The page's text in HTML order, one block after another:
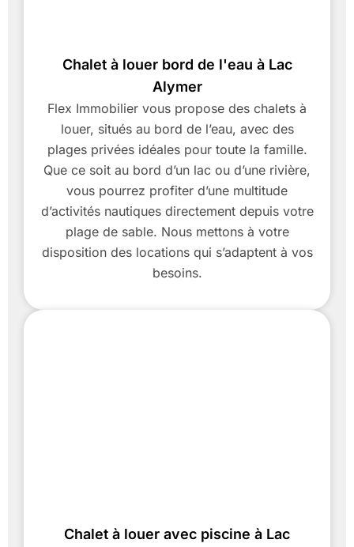
Chalet à louer bord de l'eau à Lac
Alymer
Flex Immobilier vous propose des chalets à
louer, situés au bord de l’eau, avec des
plages privées idéales pour toute la famille.
Que ce soit au bord d’un lac ou d’une rivière,
vous pourrez profiter d’une multitude
d’activités nautiques directement depuis votre
plage de sable. Nous mettons à votre
disposition des locations qui s’adaptent à vos
besoins.
Chalet à louer avec piscine à Lac